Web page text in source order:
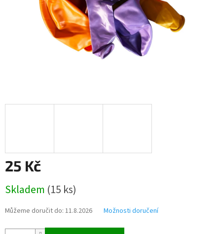
25 Kč
cena:
Skladem (15 ks)
Můžeme doručit do: 11.8.2026 Možnosti doručení